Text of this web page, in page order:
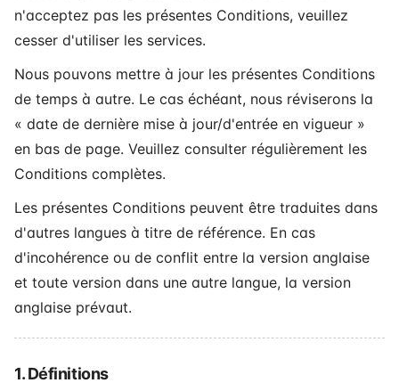
n'acceptez pas les présentes Conditions, veuillez
cesser d'utiliser les services.
Nous pouvons mettre à jour les présentes Conditions
de temps à autre. Le cas échéant, nous réviserons la
« date de dernière mise à jour/d'entrée en vigueur »
en bas de page. Veuillez consulter régulièrement les
Conditions complètes.
Les présentes Conditions peuvent être traduites dans
d'autres langues à titre de référence. En cas
d'incohérence ou de conflit entre la version anglaise
et toute version dans une autre langue, la version
anglaise prévaut.
1. Définitions